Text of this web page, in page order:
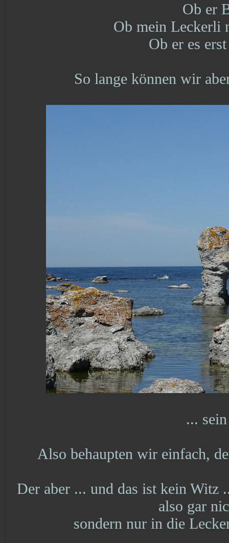
Ob er
Ob mein Leckerli
Ob er es
So lange können wir
...
Also behaupten wir einfach,
Der aber ... und das ist kein
also gar
sondern nur in die